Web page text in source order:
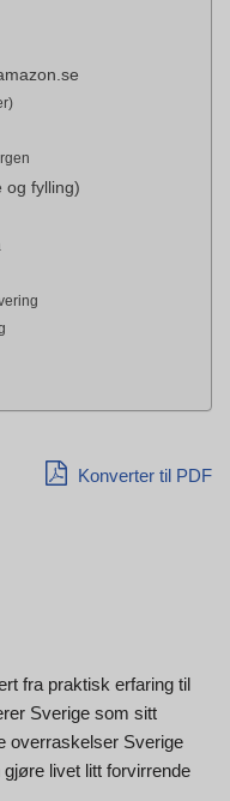
og fylling)
Konverter til PDF
fra praktisk erfaring til
Sverige som sitt
overraskelser Sverige
livet litt forvirrende